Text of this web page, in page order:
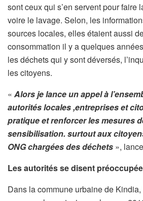
sont ceux qui s’en servent pour faire
voire le lavage. Selon, les
sources locales, elles étaient aussi
consommation il y a quelques
les déchets qui y sont déversés,
les citoyens.
« Alors je lance un appel à
autorités locales ,entreprises et
pratique et renforcer les mesures
sensibilisation. surtout aux
ONG chargées des déchets »,
Les autorités se disent
Dans la commune urbaine de